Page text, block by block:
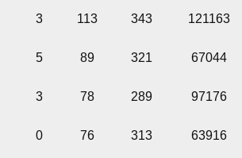
3 113 343 121163
5 89 321 67044
3 78 289 97176
0 76 313 63916